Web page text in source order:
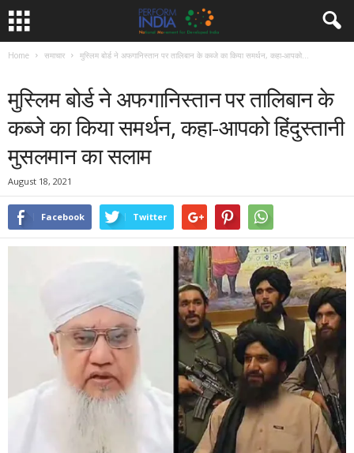
Home समाचार मुस्लिम बोर्ड ने अफगानिस्तान पर तालिबान के कब्जे का किया समर्थन, कहा-आपको...
मुस्लिम बोर्ड ने अफगानिस्तान पर तालिबान के
कब्जे का किया समर्थन, कहा-आपको हिंदुस्तानी
मुसलमान का सलाम
August 18, 2021
Facebook Twitter